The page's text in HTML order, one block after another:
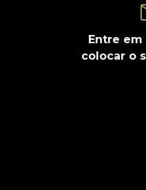
Entre
colocar o